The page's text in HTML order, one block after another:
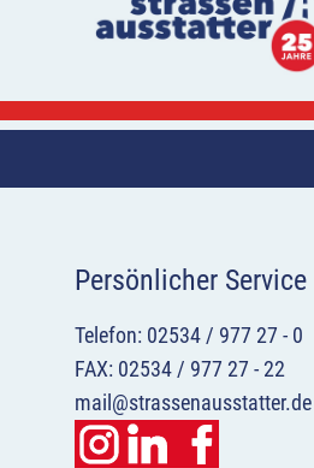
Persönlicher Service
Telefon: 02534 / 977 27 - 0
FAX: 02534 / 977 27 - 22
mail@strassenausstatter.de